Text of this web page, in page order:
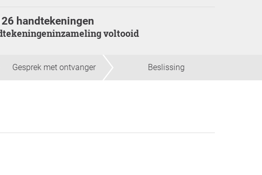
handtekeningen
voltooid
Gesprek met ontvanger Beslissing